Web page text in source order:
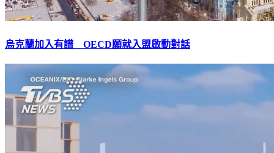
烏克蘭加入有譜 OECD願就入盟啟動對話